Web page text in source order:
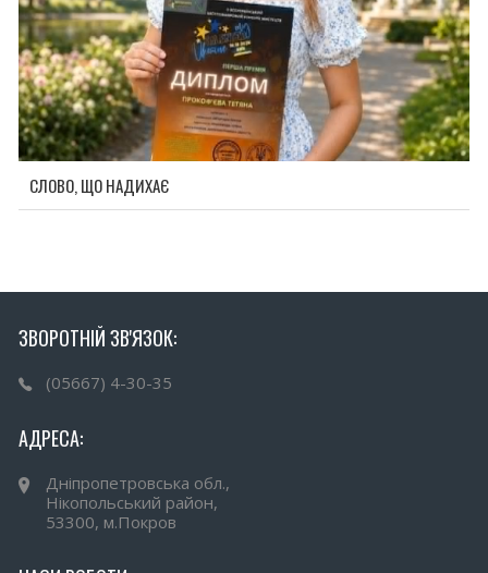
СЛОВО, ЩО НАДИХАЄ
ЗВОРОТНІЙ ЗВ'ЯЗОК:
(05667) 4-30-35
АДРЕСА:
Дніпропетровська обл.,
Нікопольський район,
53300, м.Покров